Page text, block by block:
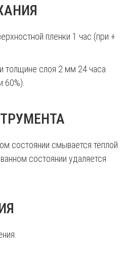
пленки 1 час (при +
толщине слоя 2 мм 24 часа
60%).
состоянии смывается тёплой
состоянии удаляется